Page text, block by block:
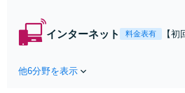
インターネット 料金表有
【
他6分野を表示